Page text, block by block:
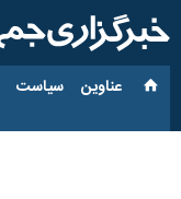
عناوین‌ سیاست